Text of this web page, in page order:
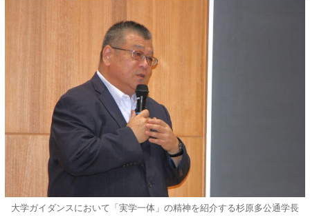
大学ガイダンスにおいて「実学一体」の精神を紹介する杉原多公通学長